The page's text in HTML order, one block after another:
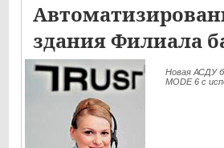
здания Филиала
Новая АСДУ
MODE 6 c